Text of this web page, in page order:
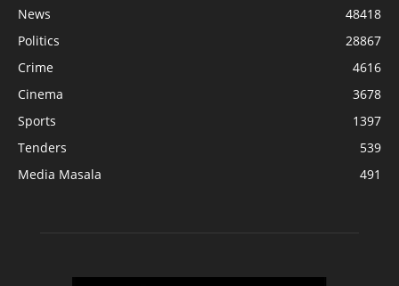
News
48418
Politics
28867
Crime
4616
Cinema
3678
Sports
1397
Tenders
539
Media Masala
491